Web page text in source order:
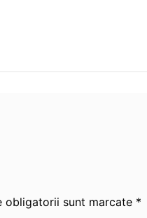
obligatorii sunt marcate *